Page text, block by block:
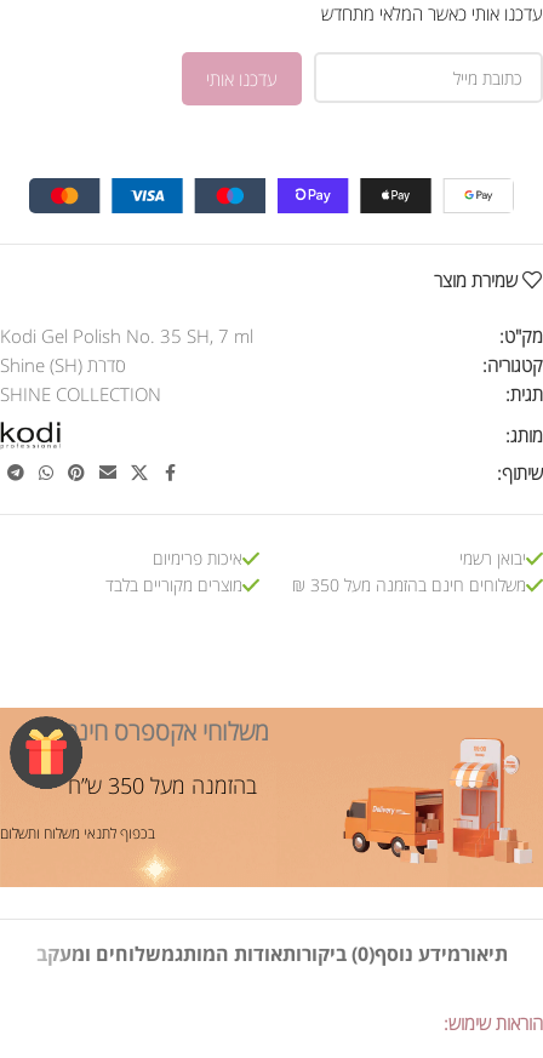
עדכנו אותי כאשר המלאי מתחדש
שמירת מוצר
מק"ט:
Kodi Gel Polish No. 35 SH, 7 ml
קטגוריה:
סדרת Shine (SH)
תגית:
SHINE COLLECTION
מותג:
שיתוף:
יבואן רשמי
משלוחים חינם בהזמנה מעל 350 ₪
איכות פרימיום
מוצרים מקוריים בלבד
משלוחי אקספרס חינם!
בהזמנה מעל 350 ש”ח
בכפוף לתנאי משלוח ותשלום
תיאורמידע נוסף(0) ביקורות אודות המותגמשלוחים ומעקב
הוראות שימוש: